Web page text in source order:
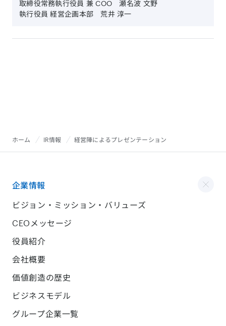
取締役常務執行役員 兼 COO 瀬名波 文野
執行役員 経営企画本部 荒井 淳一
ホーム IR情報 経営陣によるプレゼンテーション
企業情報
ビジョン・ミッション・バリューズ
CEOメッセージ
役員紹介
会社概要
価値創造の歴史
ビジネスモデル
グループ企業一覧